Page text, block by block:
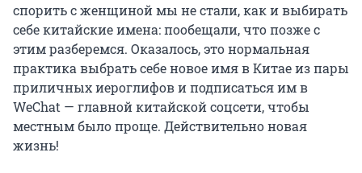
спорить с женщиной мы не стали, как и выбирать
себе китайские имена: пообещали, что позже с
этим разберемся. Оказалось, это нормальная
практика выбрать себе новое имя в Китае из пары
приличных иероглифов и подписаться им в
WeChat — главной китайской соцсети, чтобы
местным было проще. Действительно новая
жизнь!